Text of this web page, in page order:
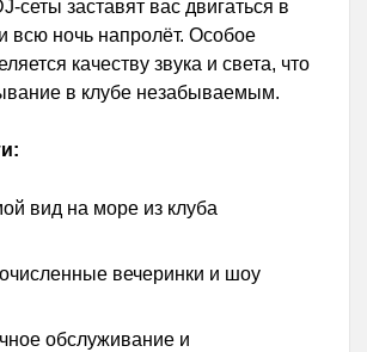
сеты заставят вас двигаться в
всю ночь напролёт. Особое
качеству звука и света, что
в клубе незабываемым.
вид на море из клуба
вечеринки и шоу
обслуживание и